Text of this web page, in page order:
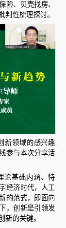
险、贝壳找房、
判性梳理探讨。
新领域的感兴趣
参与本次分享活
论基础内涵、特
经济时代，人工
的范式，即面向
，创新是引领发
新的关键。